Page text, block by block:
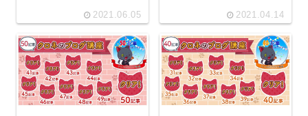
2021.06.05 2021.04.14